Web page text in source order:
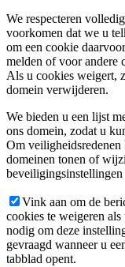
We respecteren
voorkomen dat we u
om een cookie
melden of voor andere
Als u cookies weigert,
domein verwijderen.
We bieden u een lijst
ons domein, zodat u
Om veiligheidsredenen
domeinen tonen of
Vink aan om de
cookies te weigeren
nodig om deze
gevraagd wanneer u
tabblad opent.